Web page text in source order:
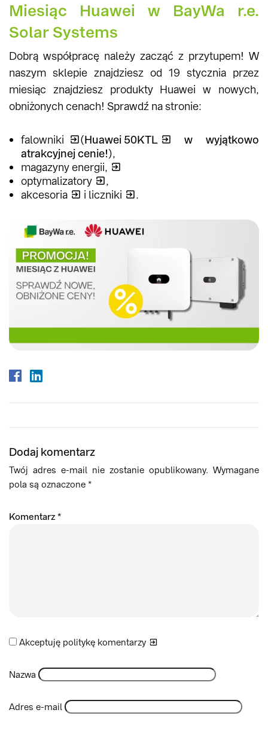
Miesiąc Huawei w BayWa r.e.
Solar Systems
Dobrą współpracę należy zacząć z przytupem! W
naszym sklepie znajdziesz od 19 stycznia przez
miesiąc znajdziesz produkty Huawei w nowych,
obniżonych cenach! Sprawdź na stronie:
falowniki (Huawei 50KTL
w wyjątkowo
atrakcyjnej cenie!),
magazyny energii,
optymalizatory
,
akcesoria
i liczniki .
Dodaj komentarz
Twój adres e-mail nie zostanie opublikowany. Wymagane
pola są oznaczone *
Komentarz *
Akceptuję politykę komentarzy
Nazwa
Adres e-mail